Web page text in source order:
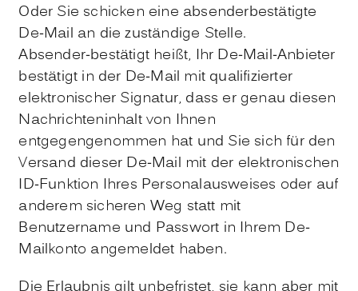
Oder Sie schicken eine absenderbestätigte
De-Mail an die zuständige Stelle.
Absender-bestätigt heißt, Ihr De-Mail-Anbieter
bestätigt in der De-Mail mit qualifizierter
elektronischer Signatur, dass er genau diesen
Nachrichteninhalt von Ihnen
entgegengenommen hat und Sie sich für den
Versand dieser De-Mail mit der elektronischen
ID-Funktion Ihres Personalausweises oder auf
anderem sicheren Weg statt mit
Benutzername und Passwort in Ihrem De-
Mailkonto angemeldet haben.